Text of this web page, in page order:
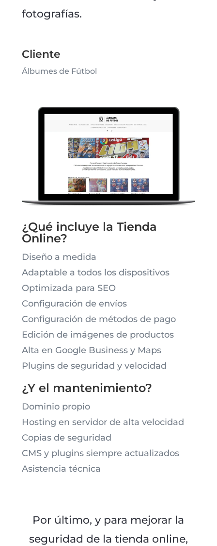
fotografías.
Cliente
Álbumes de Fútbol
¿Qué incluye la Tienda
Online?
Diseño a medida
Adaptable a todos los dispositivos
Optimizada para SEO
Configuración de envíos
Configuración de métodos de pago
Edición de imágenes de productos
Alta en Google Business y Maps
Plugins de seguridad y velocidad
¿Y el mantenimiento?
Dominio propio
Hosting en servidor de alta velocidad
Copias de seguridad
CMS y plugins siempre actualizados
Asistencia técnica
Por último, y para mejorar la
seguridad de la tienda online,